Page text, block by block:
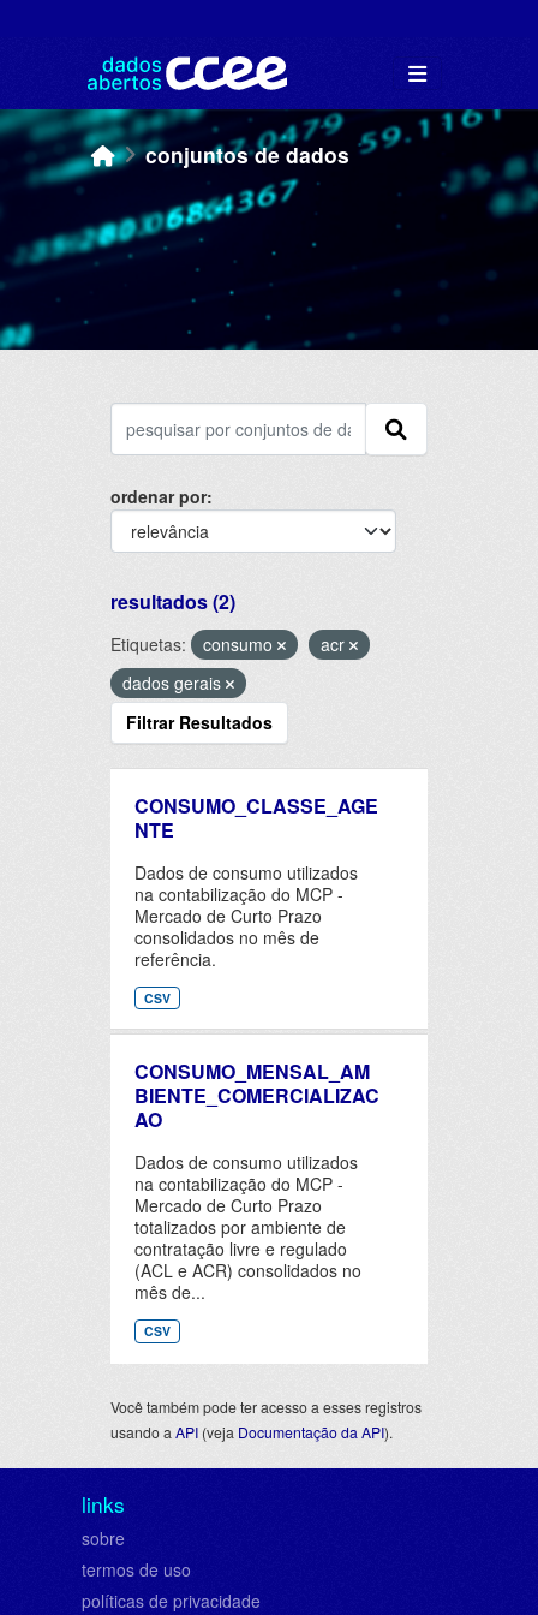
conjuntos de dados
ordenar por
resultados (2)
Etiquetas: consumo
acr
dados gerais
Filtrar Resultados
CONSUMO_CLASSE_AGE
NTE
Dados de consumo utilizados
na contabilização do MCP -
Mercado de Curto Prazo
consolidados no mês de
referência.
CSV
CONSUMO_MENSAL_AM
BIENTE_COMERCIALIZAC
AO
Dados de consumo utilizados
na contabilização do MCP -
Mercado de Curto Prazo
totalizados por ambiente de
contratação livre e regulado
(ACL e ACR) consolidados no
mês de...
CSV
Você também pode ter acesso a esses registros
usando a API (veja Documentação da API).
links
sobre
termos de uso
políticas de privacidade